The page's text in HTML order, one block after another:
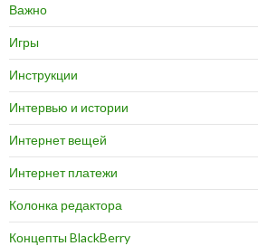
Важно
Игры
Инструкции
Интервью и истории
Интернет вещей
Интернет платежи
Колонка редактора
Концепты BlackBerry